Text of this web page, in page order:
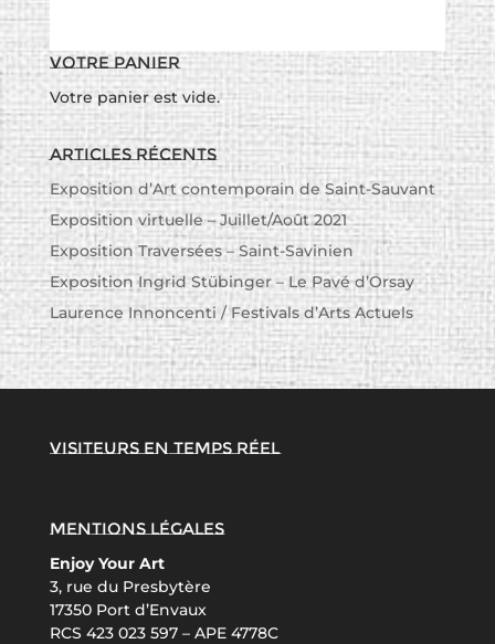
Votre panier
Votre panier est vide.
Articles récents
Exposition d’Art contemporain de Saint-Sauvant
Exposition virtuelle – Juillet/Août 2021
Exposition Traversées – Saint-Savinien
Exposition Ingrid Stübinger – Le Pavé d’Orsay
Laurence Innoncenti / Festivals d’Arts Actuels
Visiteurs en temps réel
Mentions légales
Enjoy Your Art
3, rue du Presbytère
17350 Port d’Envaux
RCS 423 023 597 – APE 4778C